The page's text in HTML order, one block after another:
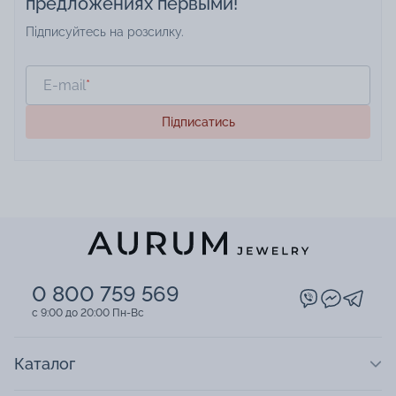
Підписуйтесь на розсилку.
E-mail*
Підписатись
0 800 759 569
c 9:00 до 20:00 Пн-Вс
Каталог